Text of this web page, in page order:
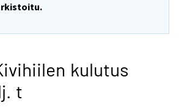
kulutus
t